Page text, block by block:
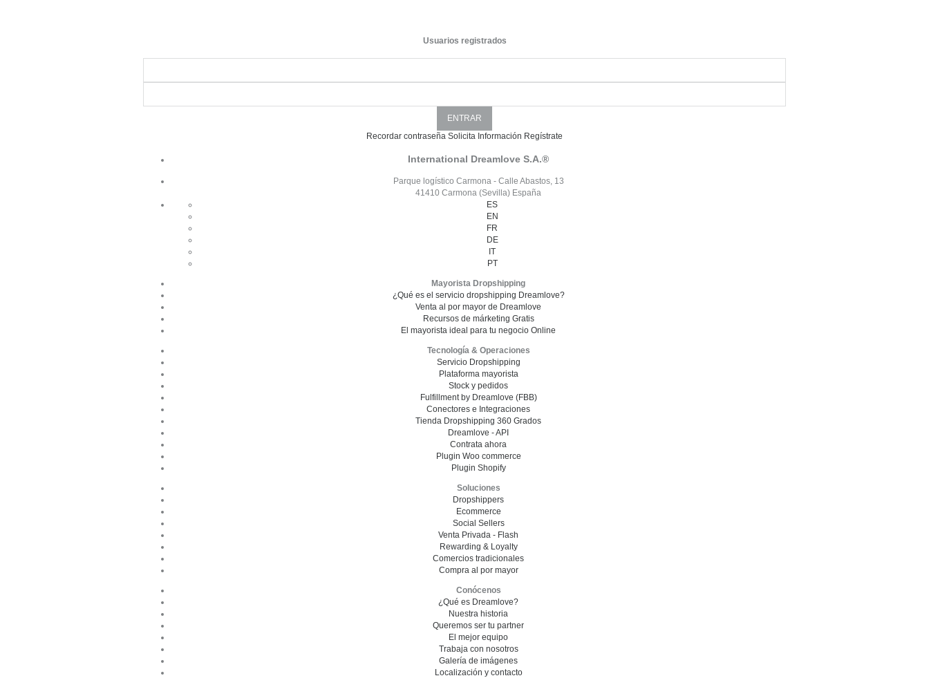
Usuarios registrados
Recordar contraseña Solicita Información Regístrate
International Dreamlove S.A.®
Parque logístico Carmona - Calle Abastos, 13
41410 Carmona (Sevilla) España
ES
EN
FR
DE
IT
PT
Mayorista Dropshipping
¿Qué es el servicio dropshipping Dreamlove?
Venta al por mayor de Dreamlove
Recursos de márketing Gratis
El mayorista ideal para tu negocio Online
Tecnología & Operaciones
Servicio Dropshipping
Plataforma mayorista
Stock y pedidos
Fulfillment by Dreamlove (FBB)
Conectores e Integraciones
Tienda Dropshipping 360 Grados
Dreamlove - API
Contrata ahora
Plugin Woo commerce
Plugin Shopify
Soluciones
Dropshippers
Ecommerce
Social Sellers
Venta Privada - Flash
Rewarding & Loyalty
Comercios tradicionales
Compra al por mayor
Conócenos
¿Qué es Dreamlove?
Nuestra historia
Queremos ser tu partner
El mejor equipo
Trabaja con nosotros
Galería de imágenes
Localización y contacto